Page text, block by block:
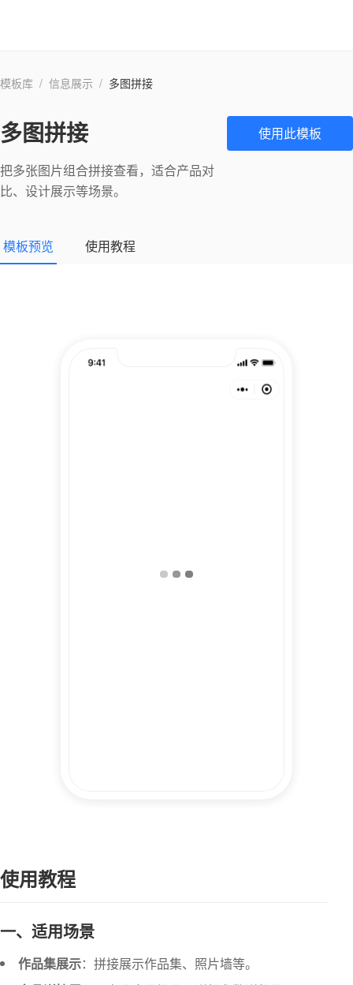
模板库 / 信息展示 / 多图拼接
多图拼接
把多张图片组合拼接查看，适合产品对
比、设计展示等场景。
模板预览 使用教程
使用此模板
使用教程
一、适用场景
作品集展示：拼接展示作品集、照片墙等。